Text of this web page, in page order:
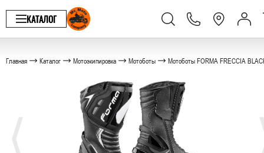
КАТАЛОГ
Главная Каталог Мотоэкипировка Мотоботы Мотоботы FORMA FRECCIA